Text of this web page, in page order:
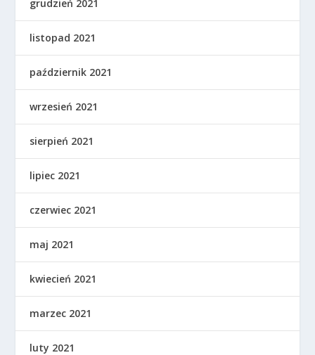
grudzień 2021
listopad 2021
październik 2021
wrzesień 2021
sierpień 2021
lipiec 2021
czerwiec 2021
maj 2021
kwiecień 2021
marzec 2021
luty 2021